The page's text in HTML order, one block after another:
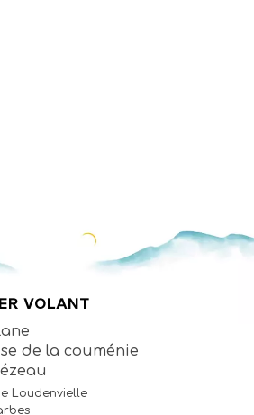
VOLANT
de la couménie
Loudenvielle